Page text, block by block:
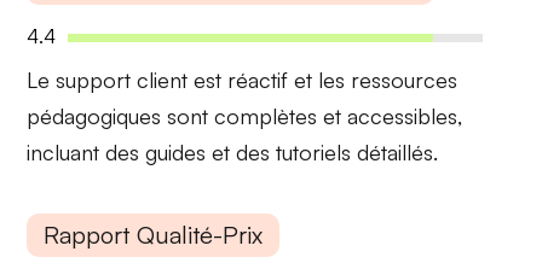
4.4
Le support client est réactif et les ressources
pédagogiques sont complètes et accessibles,
incluant desguides et destutoriels détaillés.
Rapport Qualité-Prix